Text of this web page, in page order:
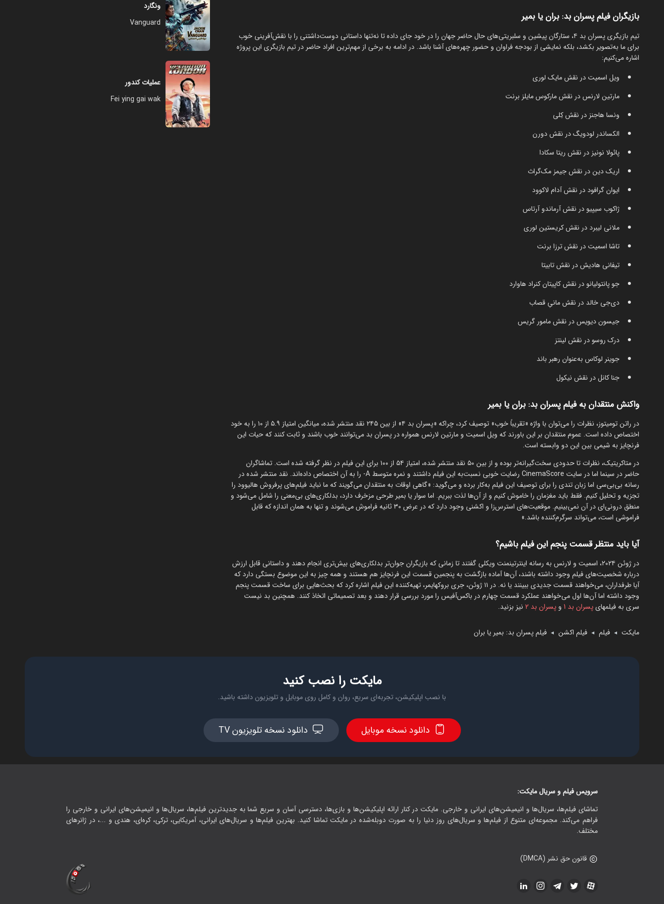
بازیگران فیلم پسران بد: بران یا بمیر
تیم بازیگری پسران بد ۴، ستارگان پیشین و سلبریتی‌های حال حاضر جهان را در خود جای داده تا نه‌تنها داستانی دوست‌داشتنی را با نقش‌آفرینی خوب
برای ما به‌تصویر بکشد، بلکه نمایشی از بودجه فراوان و حضور چهره‌های آشنا باشد. در ادامه به برخی از مهم‌ترین افراد حاضر در تیم بازیگری این پروژه
اشاره می‌کنیم:
ویل اسمیت در نقش مایک لوری
مارتین لارنس در نقش مارکوس مایلز برنت
ونسا هاجنز در نقش کِلی
الکساندر لودویگ در نقش دورن
پائولا نونیز در نقش ریتا سکادا
اریک دین در نقش جیمز مک‌گراث
ایوان گرافود در نقش آدام لاکوود
ژاکوب سیپیو در نقش آرماندو آرتاس
ملانی لیبرد در نقش کریستین لوری
تاشا اسمیت در نقش ترزا برنت
تیفانی هادیش در نقش تابیتا
جو پانتولیانو در نقش کاپیتان کنراد هاوارد
دی‌جی خالد در نقش مانیِ قصاب
جیسون دیویس در نقش مامور گریس
درک روسو در نقش لینتز
جوینر لوکاس به‌عنوان رهبر باند
جنا کانل در نقش نیکول
واکنش منتقدان به فیلم پسران بد: بران یا بمیر
در راتن تومیتوز، نظرات را می‌توان با واژه «تقریباً خوب» توصیف کرد، چراکه «پسران بد ۴» از بین ۲۴۵ نقد منتشر شده، میانگین امتیاز ۵.۹ از ۱۰ را به خود
اختصاص داده است. عموم منتقدان بر این باورند که ویل اسمیت و مارتین لارنس همواره در پسران بد می‌توانند خوب باشند و ثابت کنند که حیات این
فرنچایز به شیمی بین این دو وابسته است.
در متاکریتیک، نظرات تا حدودی سخت‌گیرانه‌تر بوده و از بین ۵۰ نقد منتشر شده، امتیاز ۵۴ از ۱۰۰ برای این فیلم در نظر گرفته شده است. تماشاگران
حاضر در سینما اما در سایت CinemaScore رضایت خوبی نسبت‌به این فیلم داشتند و نمره متوسط A- را به آن اختصاص داده‌اند. نقد منتشر شده در
رسانه بی‌بی‌سی اما زبان تندی را برای توصیف این فیلم به‌کار برده و می‌گوید: «گاهی اوقات به منتقدان می‌گویند که ما نباید فیلم‌های پرفروش هالیوود را
تجزیه و تحلیل کنیم. فقط باید مغزمان را خاموش کنیم و از آن‌ها لذت ببریم. اما سوار یا بمیر طرحی مزخرف دارد، بدلکاری‌های بی‌معنی را شامل می‌شود و
منطق درونی‌ای در آن نمی‌بینیم. موقعیت‌های استرس‌زا و اکشنی وجود دارد که در عرض ۳۰ ثانیه فراموش می‌شوند و تنها به همان اندازه که قابل
فراموشی است، می‌تواند سرگرم‌کننده باشد.»
آیا باید منتظر قسمت پنجم این فیلم باشیم؟
در ژوئن ۲۰۲۴، اسمیت و لارنس به رسانه اینترتینمنت ویکلی گفتند تا زمانی که بازیگران جوان‌تر بدلکاری‌های بیش‌تری انجام دهند و داستانی قابل ارزش
درباره شخصیت‌های فیلم وجود داشته باشند، آن‌ها آماده بازگشت به پنجمین قسمت این فرنچایز هم هستند و همه چیز به این موضوع بستگی دارد که
آیا طرفداران، می‌خواهند قسمت جدیدی ببینند یا نه. در ۱۱ ژوئن، جری بروکهایمر، تهیه‌کننده این فیلم اشاره کرد که بحث‌هایی برای ساخت قسمت پنجم
وجود داشته اما آن‌ها اول می‌خواهند عملکرد قسمت چهارم در باکس‌آفیس را مورد بررسی قرار دهند و بعد تصمیماتی اتخاذ کنند. همچنین بد نیست
سری به فیلمهایپسران بد 1 و پسران بد 2 نیز بزنید.
مایکت ◄ فیلم ◄ فیلم اکشن ◄ فیلم پسران بد: بمیر یا بران
ونگارد
Vanguard
عملیات کندور
Fei ying gai wak
مایکت را نصب کنید
با نصب اپلیکیشن، تجربه‌ای سریع، روان و کامل روی موبایل و تلویزیون داشته باشید.
دانلود نسخه موبایل دانلود نسخه تلویزیون TV
سرویس فیلم و سریال مایکت:
تماشای فیلم‌ها، سریال‌ها و انیمیشن‌های ایرانی و خارجی. مایکت در کنار ارائه اپلیکیشن‌ها و بازی‌ها، دسترسی آسان و سریع شما به جدیدترین فیلم‌ها، سریال‌ها و انیمیشن‌های ایرانی و خارجی را
فراهم می‌کند. مجموعه‌ای متنوع از فیلم‌ها و سریال‌های روز دنیا را به صورت دوبله‌شده در مایکت تماشا کنید. بهترین فیلم‌ها و سریال‌های ایرانی، آمریکایی، ترکی، کره‌ای، هندی و ...، در ژانرهای
مختلف.
قانون حق نشر (DMCA)